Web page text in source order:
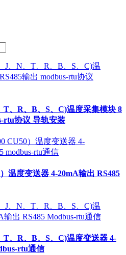
、R、B、S、C)温度采集模块 8
rtu协议 导轨安装
温度变送器 4-20mA输出 RS485
、R、B、S、C)温度变送器 4-
rtu通信